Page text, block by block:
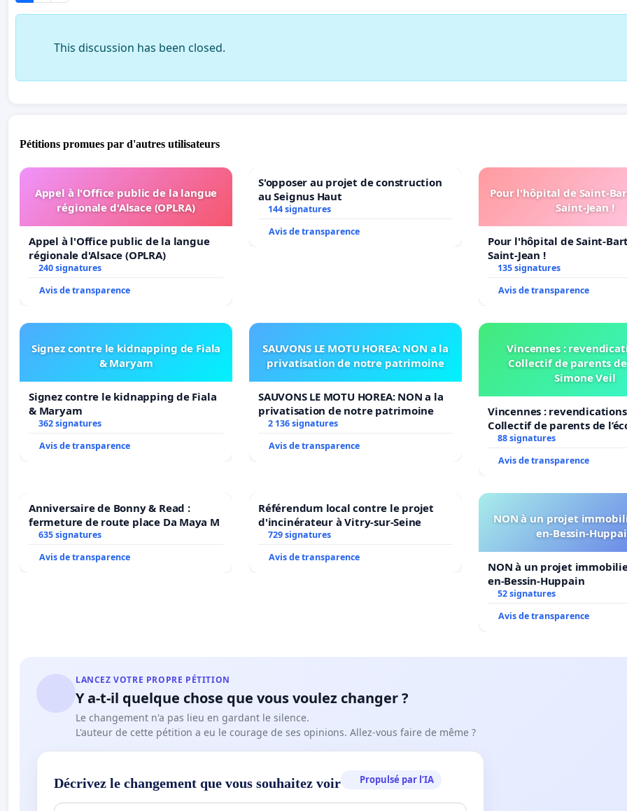
This discussion has been closed.
Pétitions promues par d'autres utilisateurs
Appel à l'Office public de la langue
régionale d'Alsace (OPLRA)
Appel à l'Office public de la langue
régionale d'Alsace (OPLRA)
240 signatures
Avis de transparence
S'opposer au projet de construction
au Seignus Haut
144 signatures
Avis de transparence
Pour l'hôpital de Saint-
Saint-Jean !
Pour l'hôpital de Saint-
Saint-Jean !
135 signatures
Avis de transparence
Signez contre le kidnapping de Fiala
& Maryam
Signez contre le kidnapping de Fiala
& Maryam
362 signatures
Avis de transparence
SAUVONS LE MOTU HOREA: NON a la
privatisation de notre patrimoine
SAUVONS LE MOTU HOREA: NON a la
privatisation de notre patrimoine
2 136 signatures
Avis de transparence
Vincennes :
Collectif de parents de
Simone Veil
Vincennes :
Collectif de parents de
Veil
88 signatures
Avis de transparence
Anniversaire de Bonny & Read :
fermeture de route place Da Maya M
635 signatures
Avis de transparence
Référendum local contre le projet
d'incinérateur à Vitry-sur-Seine
729 signatures
Avis de transparence
NON à un projet
en-Bessin-
NON à un projet
en-Bessin-Huppain
52 signatures
Avis de transparence
LANCEZ VOTRE PROPRE PÉTITION
Y a-t-il quelque chose que vous voulez changer ?
Le changement n'a pas lieu en gardant le silence.
L'auteur de cette pétition a eu le courage de ses opinions. Allez-vous faire de même ?
Décrivez le changement que vous souhaitez voir Propulsé par l’IA